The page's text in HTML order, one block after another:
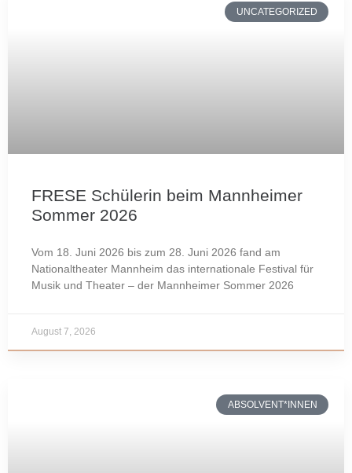
UNCATEGORIZED
FRESE Schülerin beim Mannheimer
Sommer 2026
Vom 18. Juni 2026 bis zum 28. Juni 2026 fand am
Nationaltheater Mannheim das internationale Festival für
Musik und Theater – der Mannheimer Sommer 2026
August 7, 2026
ABSOLVENT*INNEN